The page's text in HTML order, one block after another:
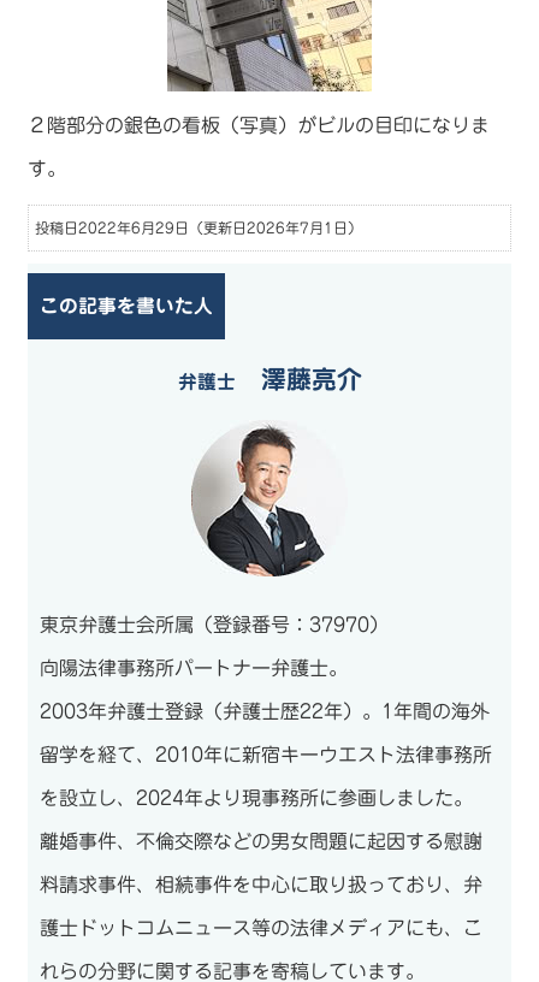
２階部分の銀色の看板（写真）がビルの目印になりま
す。
投稿日2022年6月29日 （更新日2026年7月1日）
この記事を書いた人
弁護士 澤藤亮介
東京弁護士会所属（登録番号：37970）
向陽法律事務所パートナー弁護士。
2003年弁護士登録（弁護士歴22年）。1年間の海外
留学を経て、2010年に新宿キーウエスト法律事務所
を設立し、2024年より現事務所に参画しました。
離婚事件、不倫交際などの男女問題に起因する慰謝
料請求事件、相続事件を中心に取り扱っており、弁
護士ドットコムニュース等の法律メディアにも、こ
れらの分野に関する記事を寄稿しています。